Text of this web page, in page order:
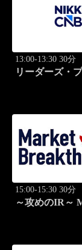
13:00-13:30 30分
リーダーズ・
15:00-15:30 30分
～攻めのIR～